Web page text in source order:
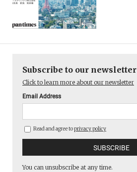
Subscribe to our newsletter
Click to learn more about our newsletter
Email Address
Read and agree toprivacy policy
You can unsubscribe at any time.